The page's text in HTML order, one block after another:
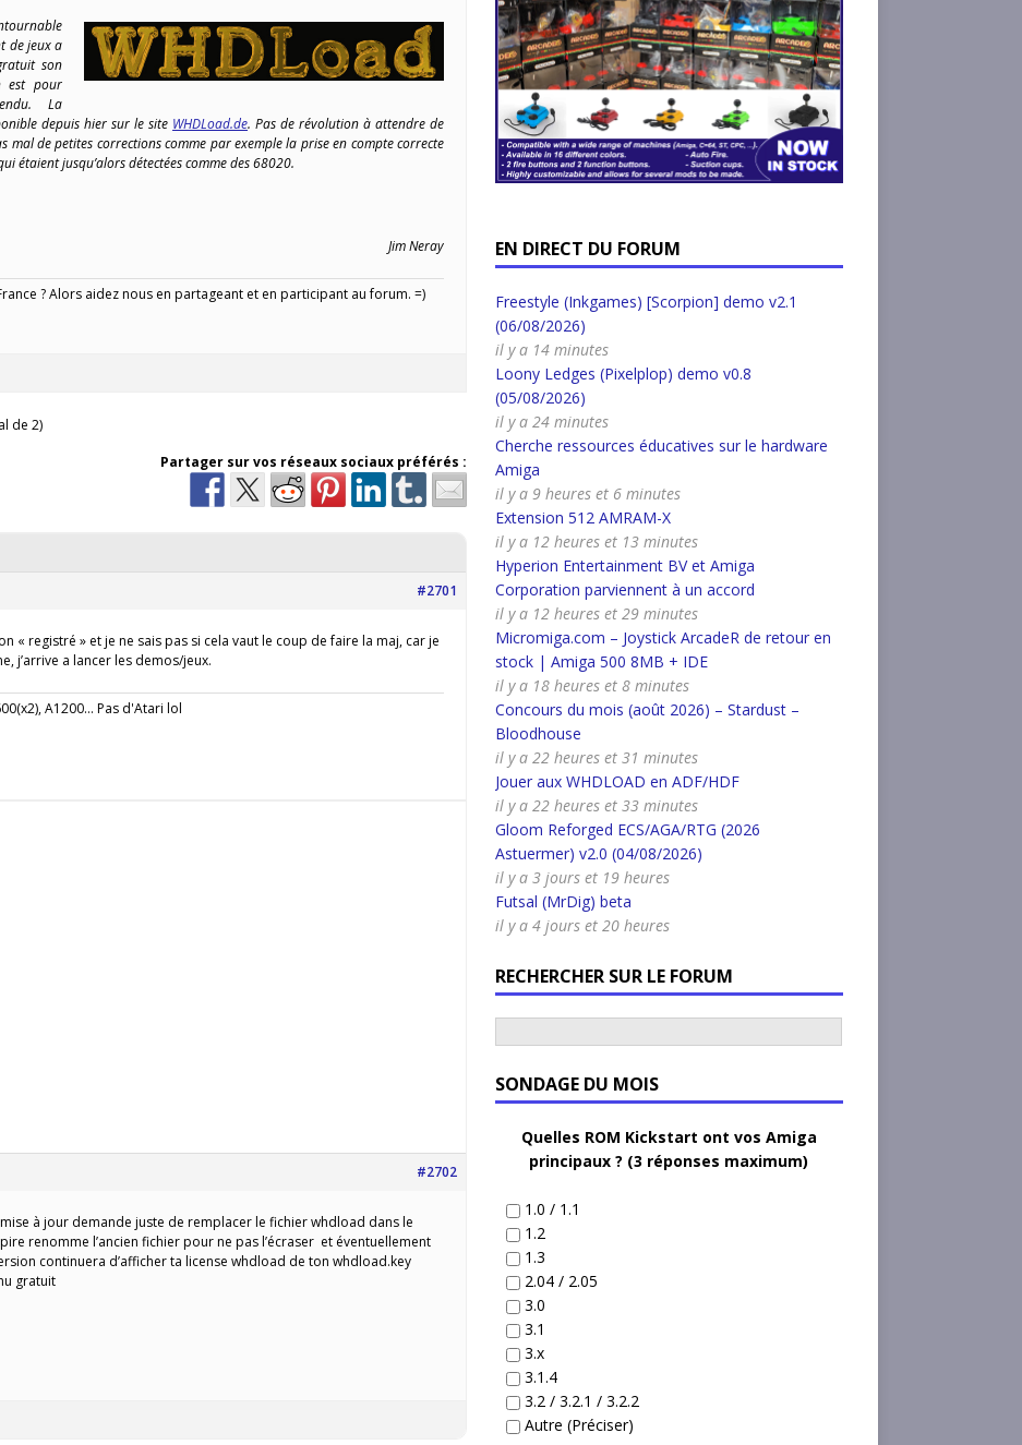
de jeux a
son
est pour
La
depuis hier sur le site WHDLoad.de. Pas de révolution à attendre de
mal de petites corrections comme par exemple la prise en compte correcte
étaient jusqu’alors détectées comme des 68020.
Jim Neray
? Alors aidez nous en partageant et en participant au forum. =)
de 2)
Partager sur vos réseaux sociaux préférés :
#2701
« registré » et je ne sais pas si cela vaut le coup de faire la maj, car je
j’arrive a lancer les demos/jeux.
A1200... Pas d'Atari lol
#2702
à jour demande juste de remplacer le fichier whdload dans le
renomme l’ancien fichier pour ne pas l’écraser et éventuellement
continuera d’afficher ta license whdload de ton whdload.key
gratuit
EN DIRECT DU FORUM
Freestyle (Inkgames) [Scorpion] demo v2.1
(06/08/2026)
il y a 14 minutes
Loony Ledges (Pixelplop) demo v0.8
(05/08/2026)
il y a 24 minutes
Cherche ressources éducatives sur le hardware
Amiga
il y a 9 heures et 6 minutes
Extension 512 AMRAM-X
il y a 12 heures et 13 minutes
Hyperion Entertainment BV et Amiga
Corporation parviennent à un accord
il y a 12 heures et 29 minutes
Micromiga.com – Joystick ArcadeR de retour en
stock | Amiga 500 8MB + IDE
il y a 18 heures et 8 minutes
Concours du mois (août 2026) – Stardust –
Bloodhouse
il y a 22 heures et 31 minutes
Jouer aux WHDLOAD en ADF/HDF
il y a 22 heures et 33 minutes
Gloom Reforged ECS/AGA/RTG (2026
Astuermer) v2.0 (04/08/2026)
il y a 3 jours et 19 heures
Futsal (MrDig) beta
il y a 4 jours et 20 heures
RECHERCHER SUR LE FORUM
SONDAGE DU MOIS
Quelles ROM Kickstart ont vos Amiga
principaux ? (3 réponses maximum)
1.0 / 1.1
1.2
1.3
2.04 / 2.05
3.0
3.1
3.x
3.1.4
3.2 / 3.2.1 / 3.2.2
Autre (Préciser)